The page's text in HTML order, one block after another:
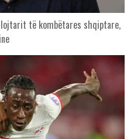
të kombëtares shqiptare,